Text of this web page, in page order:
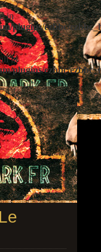
in
plugins/ezbbc/
in
plugins/ezbbc/